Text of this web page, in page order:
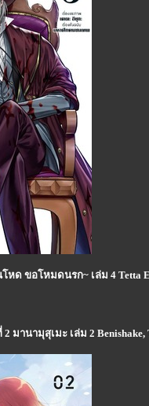
โหด ขอโหมดนรก~ เล่ม 4 Tetta
มานามุสุเมะ เล่ม 2